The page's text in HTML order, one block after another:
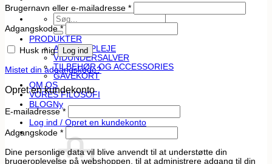
Søg
efter:
PRODUKTER
ANSIGTSPLEJE
VIDUNDERSALVER
TILBEHØR OG ACCESSORIES
GAVEKORT
OM OS
VORES FILOSOFI
BLOG
Log ind / Opret en kundekonto
Brugernavn eller e-mailadresse *Påkrævet
Adgangskode*Påkrævet
Husk mig Log ind
Mistet din adgangskode?
Opret en kundekonto
E-mailadresse *Påkrævet
Adgangskode *Påkrævet
Dine personlige data vil blive anvendt til at understøtte din
brugeroplevelse på webshoppen, til at administrere adgang til din